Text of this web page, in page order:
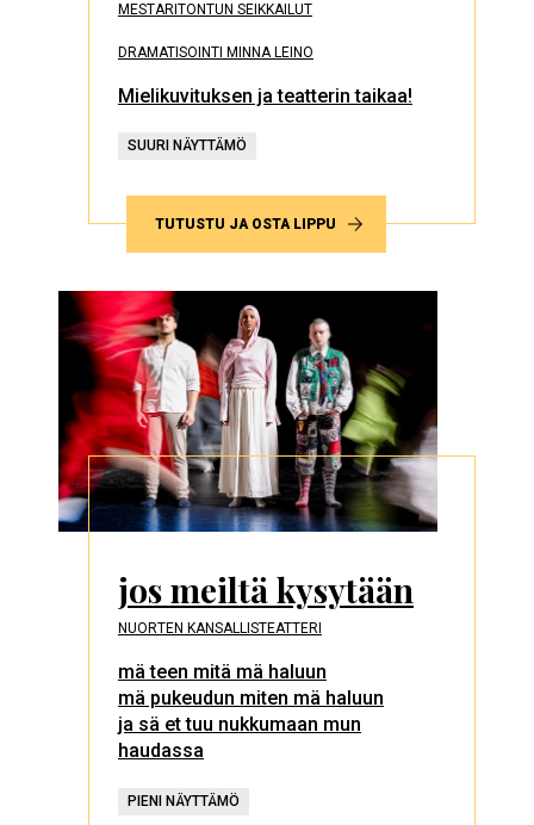
MESTARITONTUN SEIKKAILUT
DRAMATISOINTI MINNA LEINO
Mielikuvituksen ja teatterin taikaa!
SUURI NÄYTTÄMÖ
TUTUSTU JA OSTA LIPPU
jos meiltä kysytään
NUORTEN KANSALLISTEATTERI
mä teen mitä mä haluun
mä pukeudun miten mä haluun
ja sä et tuu nukkumaan mun
haudassa
PIENI NÄYTTÄMÖ